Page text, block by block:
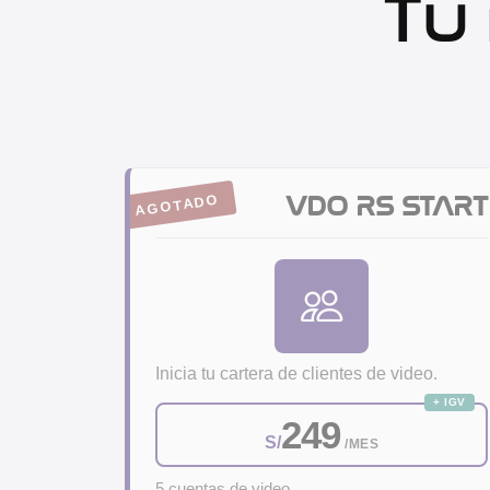
AGOTADO
EMPEZAR VDO RS START
Inicia tu cartera de clientes de video.
+ IGV
S/249 /MES